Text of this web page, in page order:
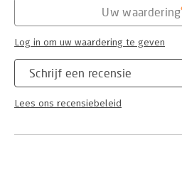
Schrijf een recensie
Lees ons recensiebeleid
Uw waardering
Log in om uw waardering te geven